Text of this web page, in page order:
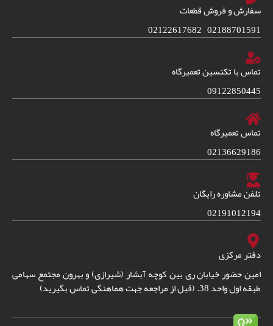
سفارش و فروش قطعات
02188701591 – 02122617682
تماس با تکنسین تعمیرگاه
09122850445
تماس تعمیرگاه
02136629186
تلفن مشاوره رایگان
02191012194
دفتر مرکزی
امین حضور خیابان ری بین کوچه آبشار (شیرازی) و بهرون مجتمع سهامی
طبقه اول واحد 38. (قبل از مراجعه جهت هماهنگی تماس بگیرید)